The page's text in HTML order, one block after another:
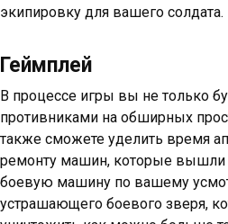
экипировку для вашего солдата.
Геймплей
В процессе игры вы не только
противниками на обширных
также сможете уделить время
ремонту машин, которые вышли
боевую машину по вашему
устрашающего боевого зверя,